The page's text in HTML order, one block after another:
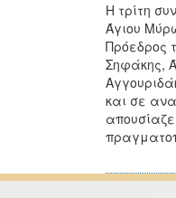
Η τρίτη
Άγιου
Πρόεδρος
Σηφάκης,
και σε